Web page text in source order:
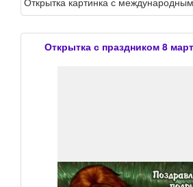
Открытка с праздником 8